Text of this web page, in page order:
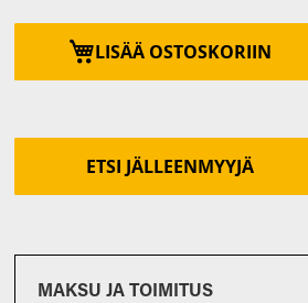
LISÄÄ OSTOSKORIIN
ETSI JÄLLEENMYYJÄ
MAKSU JA TOIMITUS